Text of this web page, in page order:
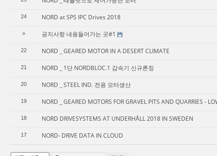
24 NORD at SPS IPC Drives 2018
» 공지사항 내용들어가는 곳#1
22 NORD _ GEARED MOTOR IN A DESERT CLIMATE
21 NORD _ 1단 NORDBLOC.1 감속기 신규론칭
20 NORD _ STEEL IND. 전용 모터생산
19 NORD _ GEARED MOTORS FOR GRAVEL PITS AND QUARRIES -
18 NORD DRIVESYSTEMS AT UNDERHÅLL 2018 IN SWEDEN
17 NORD- DRIVE DATA IN CLOUD